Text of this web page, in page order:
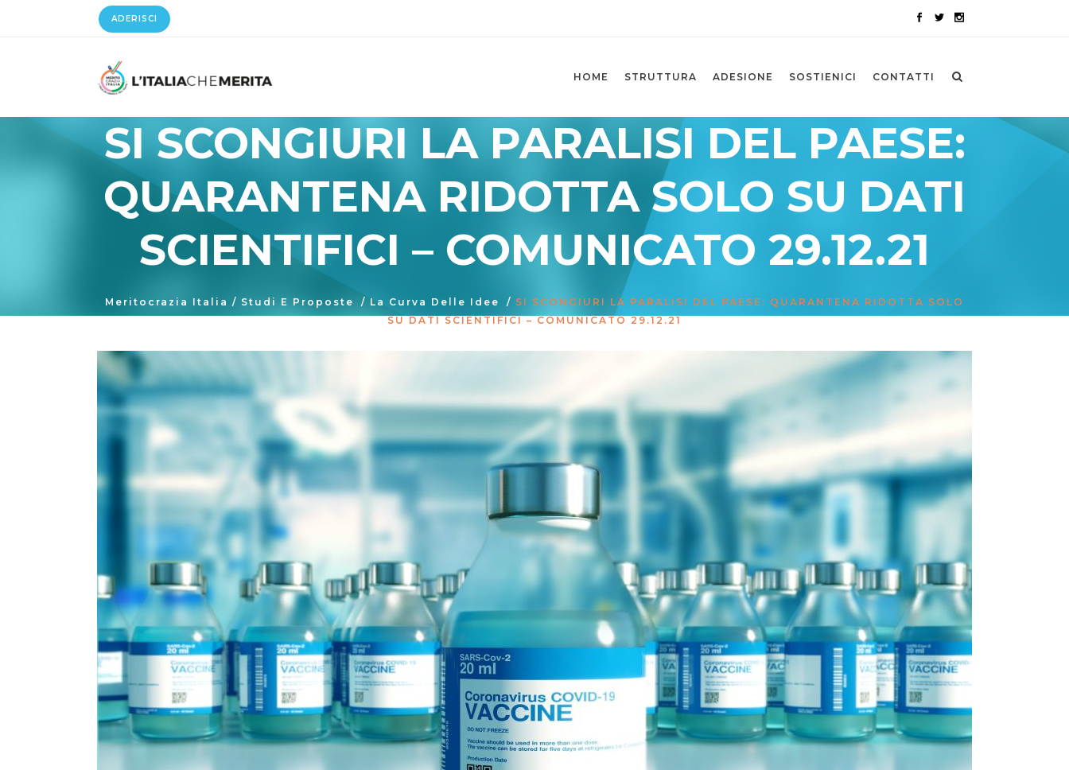
ADERISCI
HOME STRUTTURA ADESIONE SOSTIENICI CONTATTI
SI SCONGIURI LA PARALISI DEL PAESE:
QUARANTENA RIDOTTA SOLO SU DATI
SCIENTIFICI – COMUNICATO 29.12.21
Meritocrazia Italia / Studi E Proposte / La Curva Delle Idee / SI SCONGIURI LA PARALISI DEL PAESE: QUARANTENA RIDOTTA SOLO
SU DATI SCIENTIFICI – COMUNICATO 29.12.21